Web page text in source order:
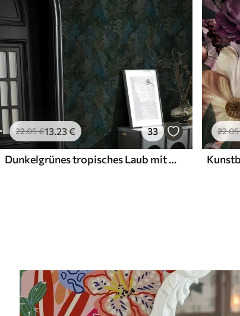
22.05€13.23€ 33
Dunkelgrünes tropisches Laub mit blauen Akzenten
22.05